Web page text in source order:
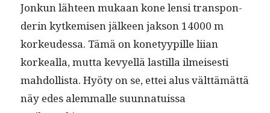
Jonkun läh­teen mukaan kone lensi transpon­
derin kytkemisen jäl­keen jak­son 14000 m
korkeudessa. Tämä on kone­tyyp­ille liian
korkeal­la, mut­ta kevyel­lä lastil­la ilmeis­es­ti
mah­dol­lista. Hyö­ty on se, ettei alus vält­tämät­tä
näy edes alem­malle suun­na­tuis­sa